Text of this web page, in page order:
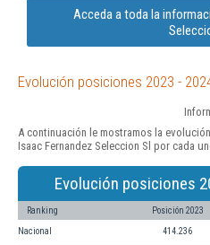
Acceda a toda la
Evolución posiciones 2023 -
A continuación le mostramos la
Isaac Fernandez Seleccion Sl por cada
Evolución posiciones
Ranking Posición 2023
Nacional 414.236